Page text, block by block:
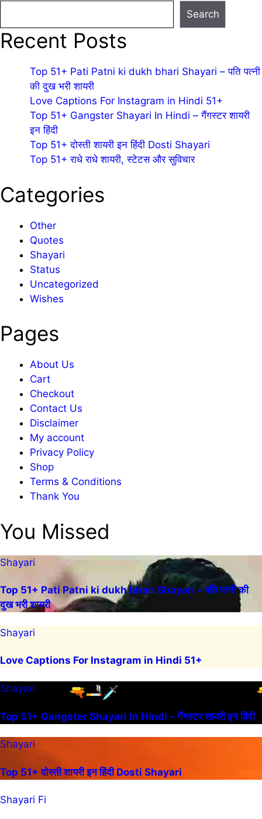
Search
Recent Posts
Top 51+ Pati Patni ki dukh bhari Shayari – पति पत्नी
की दुख भरी शायरी
Love Captions For Instagram in Hindi 51+
Top 51+ Gangster Shayari In Hindi – गैंगस्टर शायरी
इन हिंदी
Top 51+ दोस्ती शायरी इन हिंदी Dosti Shayari
Top 51+ राधे राधे शायरी, स्टेटस और सुविचार
Categories
Other
Quotes
Shayari
Status
Uncategorized
Wishes
Pages
About Us
Cart
Checkout
Contact Us
Disclaimer
My account
Privacy Policy
Shop
Terms & Conditions
Thank You
You Missed
Shayari
Top 51+ Pati Patni ki dukh bhari Shayari – पति पत्नी की
दुख भरी शायरी
Shayari
Love Captions For Instagram in Hindi 51+
Shayari
Top 51+ Gangster Shayari In Hindi – गैंगस्टर शायरी इन हिंदी
Shayari
Top 51+ दोस्ती शायरी इन हिंदी Dosti Shayari
Shayari Fi